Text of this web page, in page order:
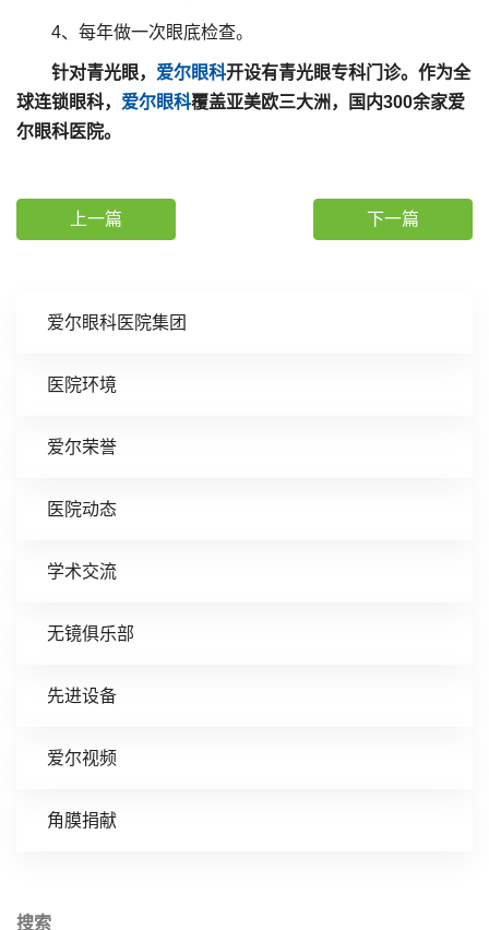
爱尔眼科医院集团
医院环境
爱尔荣誉
医院动态
学术交流
无镜俱乐部
先进设备
爱尔视频
角膜捐献
搜索
4、每年做一次眼底检查。
针对青光眼， 爱尔眼科开设有青光眼专科门诊。作为全
球连锁眼科， 爱尔眼科覆盖亚美欧三大洲，国内300余家爱
尔眼科医院。
上一篇 下一篇